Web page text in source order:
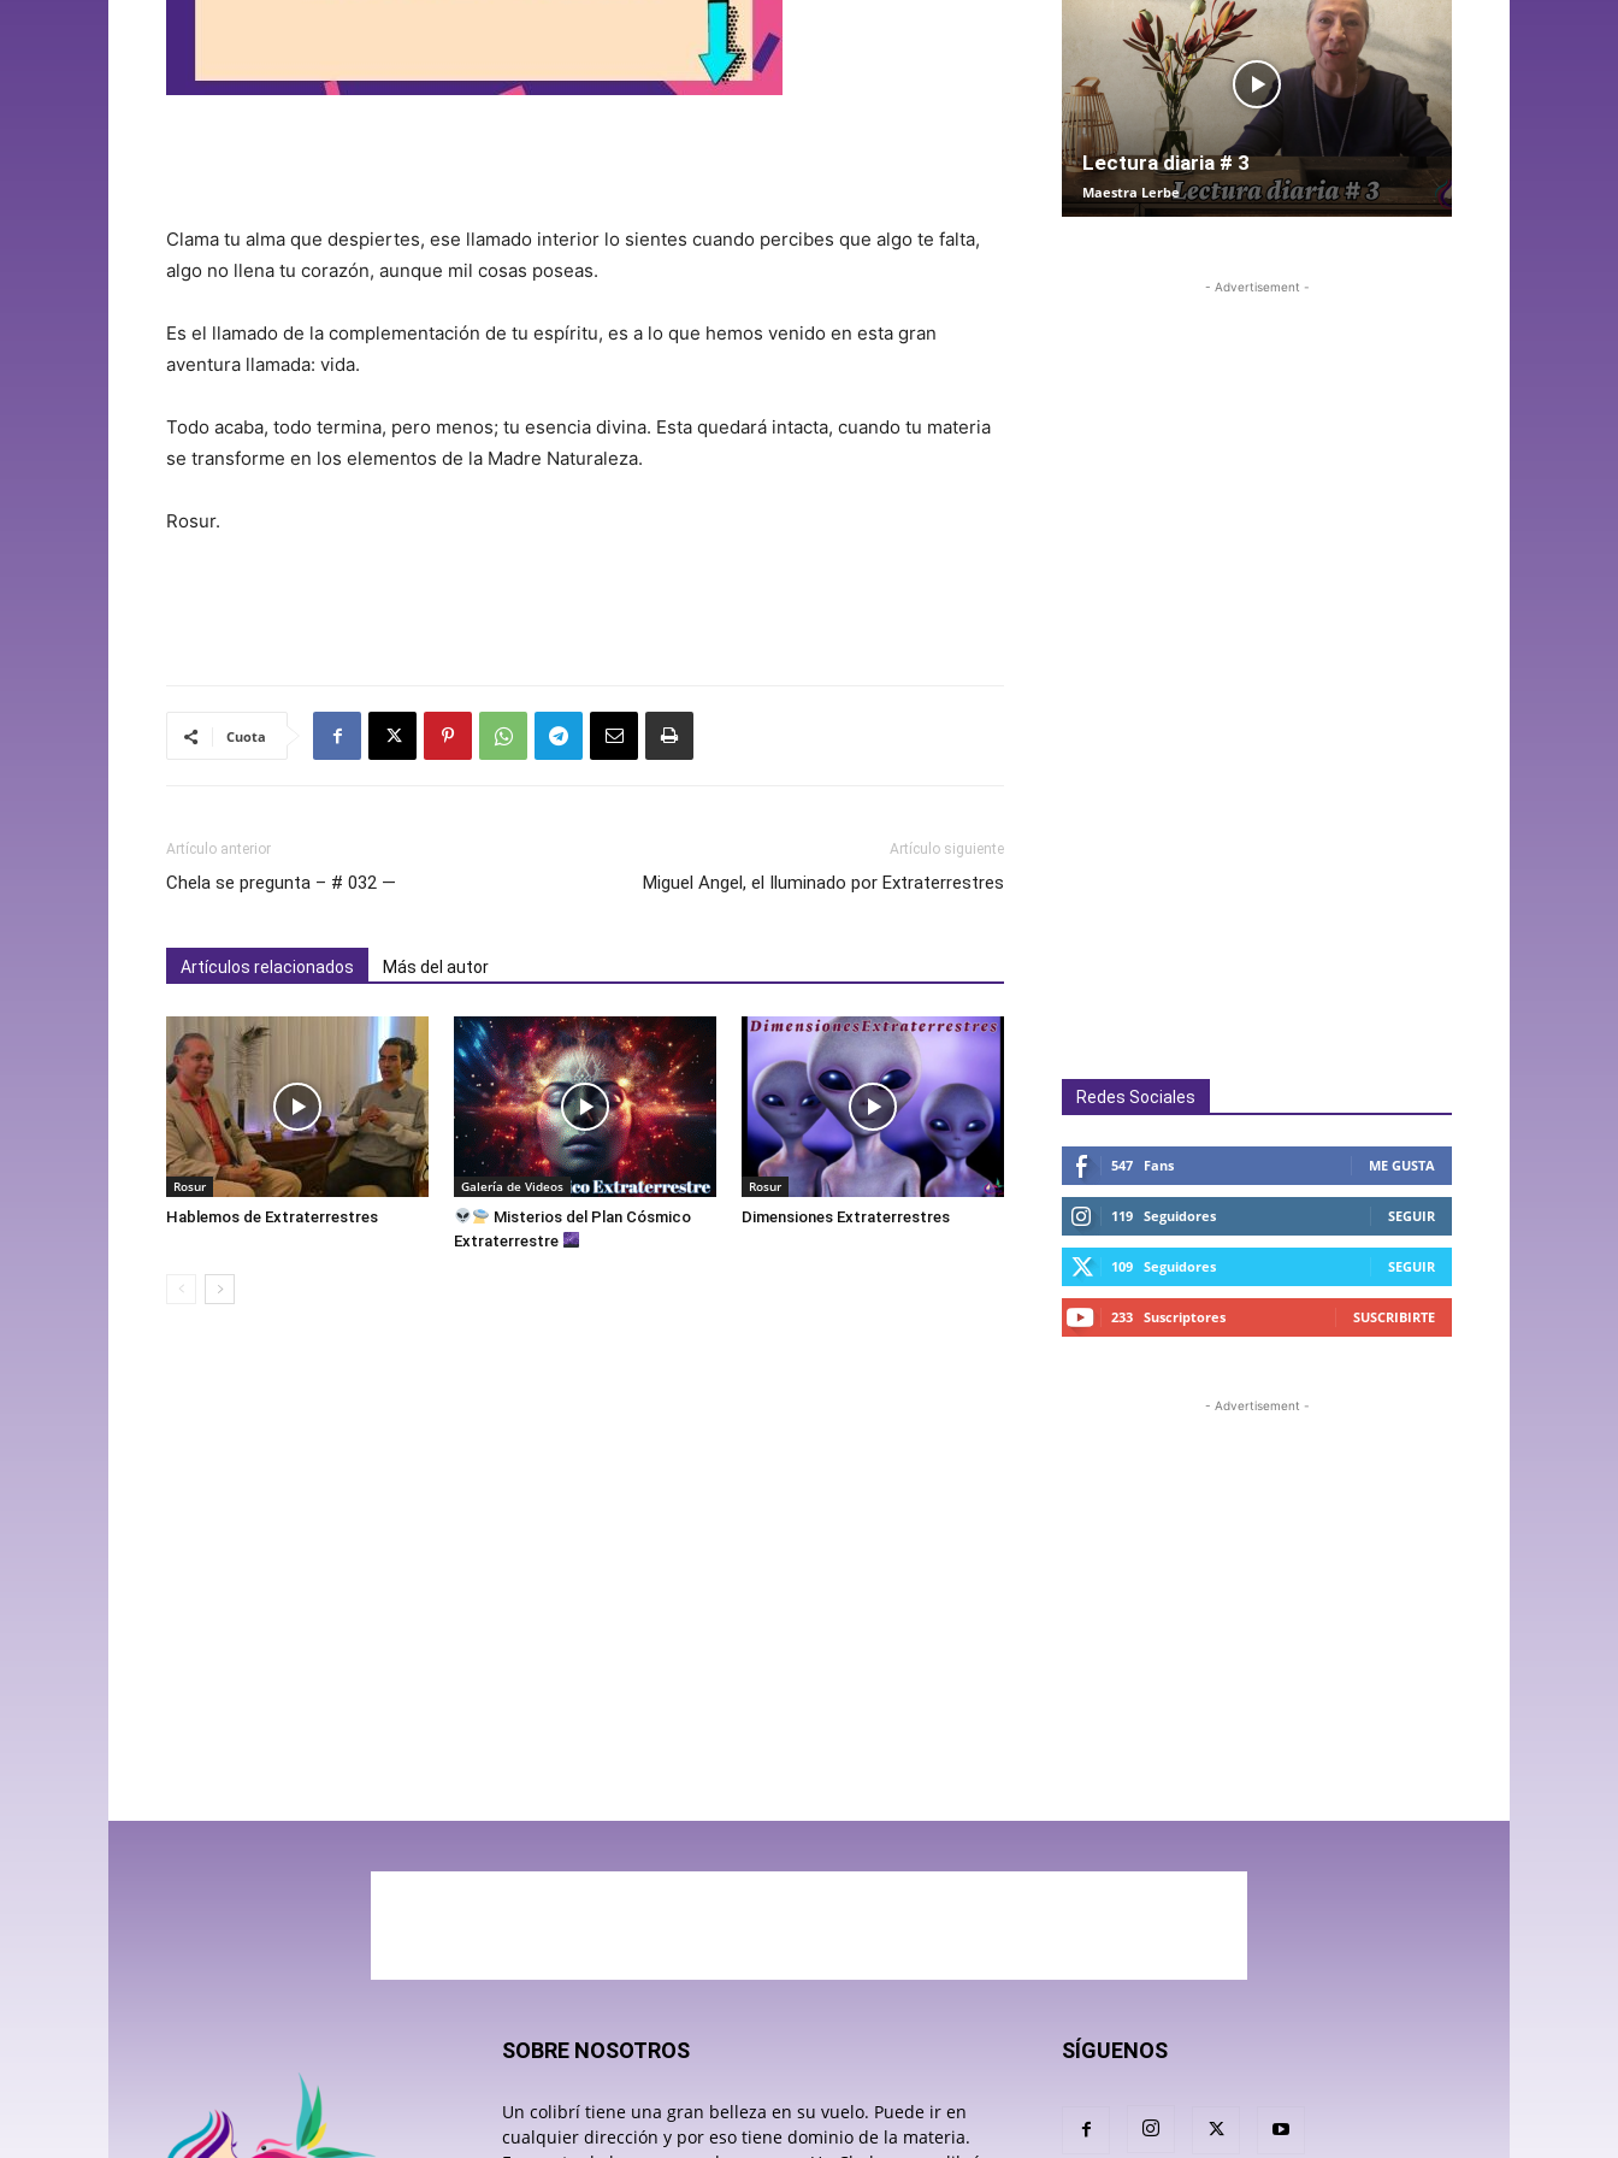
Clama tu alma que despiertes, ese llamado interior lo sientes cuando percibes que algo te falta,
algo no llena tu corazón, aunque mil cosas poseas.
Es el llamado de la complementación de tu espíritu, es a lo que hemos venido en esta gran
aventura llamada: vida.
Todo acaba, todo termina, pero menos; tu esencia divina. Esta quedará intacta, cuando tu materia
se transforme en los elementos de la Madre Naturaleza.
Rosur.
Cuota
Artículo anterior
Chela se pregunta – # 032 —
Artículo siguiente
Miguel Angel, el Iluminado por Extraterrestres
Artículos relacionados Más del autor
Rosur
Hablemos de Extraterrestres
Galería de Videos
Misterios del Plan Cósmico
Extraterrestre
Rosur
Dimensiones Extraterrestres
Lectura diaria # 3
Maestra Lerbe
- Advertisement -
Redes Sociales
547 Fans ME GUSTA
119 Seguidores SEGUIR
109 Seguidores SEGUIR
233 Suscriptores SUSCRIBIRTE
- Advertisement -
SOBRE NOSOTROS
Un colibrí tiene una gran belleza en su vuelo. Puede ir en
cualquier dirección y por eso tiene dominio de la materia.
SÍGUENOS